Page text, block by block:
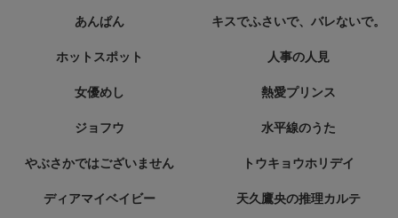
あんぱん キスでふさいで、バレないで。
ホットスポット 人事の人見
女優めし 熱愛プリンス
ジョフウ 水平線のうた
やぶさかではございません トウキョウホリデイ
ディアマイベイビー 天久鷹央の推理カルテ